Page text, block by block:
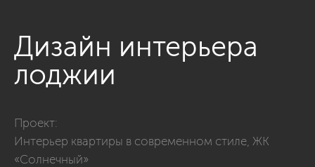
Дизайн интерьера
лоджии
Проект:
Интерьер квартиры в современном стиле, ЖК
«Солнечный»